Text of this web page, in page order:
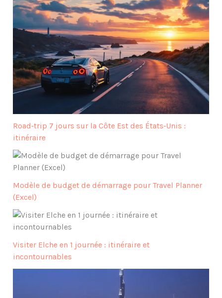
Road‑trip 7 jours sur la Côte Est des États‑Unis :
itinéraire
Modèle de budget de démarrage pour Travel Planner
(Excel)
Visiter Elche en 1 journée : itinéraire et
incontournables